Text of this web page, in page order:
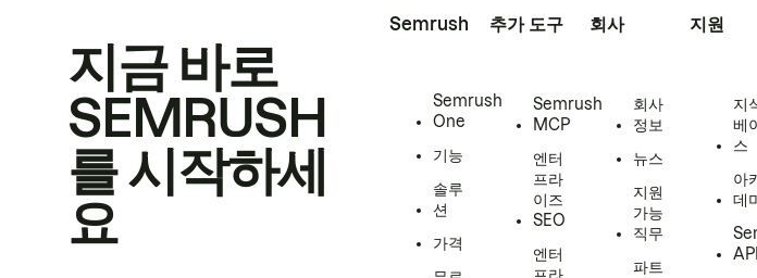
지금 바로
SEMRUSH
를 시작하세
요
Semrush
Semrush
One
기능
솔루
션
가격
추가 도구
Semrush
MCP
엔터
프라
이즈
SEO
엔터
회사
회사
정보
뉴스
지원
가능
직무
파트
지원
지
베
스
아
데